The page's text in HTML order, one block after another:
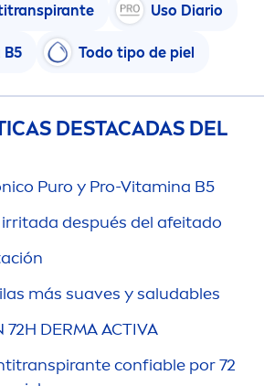
Uso Diario
B5 Todo tipo de piel
DESTACADAS DEL
Puro y Pro-Vitamina B5
después del afeitado
más suaves y saludables
72H DERMA ACTIVA
confiable por 72